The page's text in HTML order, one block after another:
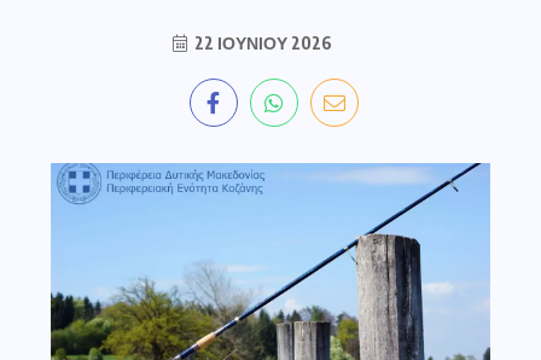
22 ΙΟΥΝΊΟΥ 2026